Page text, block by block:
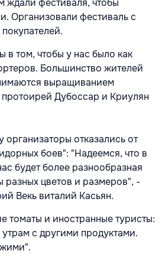
ждали фестиваля, чтобы
Организовали фестиваль с
в том, чтобы у нас было как
Большинство жителей
выращиванием
Дубоссар и Криулян
организаторы отказались от
боев": "Надеемся, что в
будет более разнообразная
разных цветов и размеров", -
Векь виталий Касьян.
томаты и иностранные туристы:
с другими продуктами.